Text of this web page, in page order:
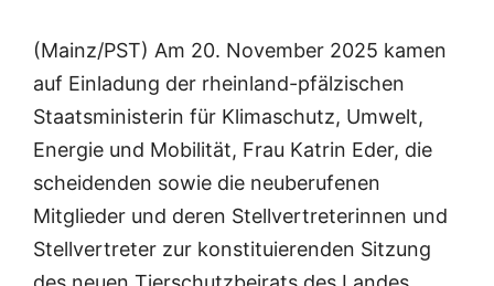
(Mainz/PST) Am 20. November 2025 kamen
auf Einladung der rheinland-pfälzischen
Staatsministerin für Klimaschutz, Umwelt,
Energie und Mobilität, Frau Katrin Eder, die
scheidenden sowie die neuberufenen
Mitglieder und deren Stellvertreterinnen und
Stellvertreter zur konstituierenden Sitzung